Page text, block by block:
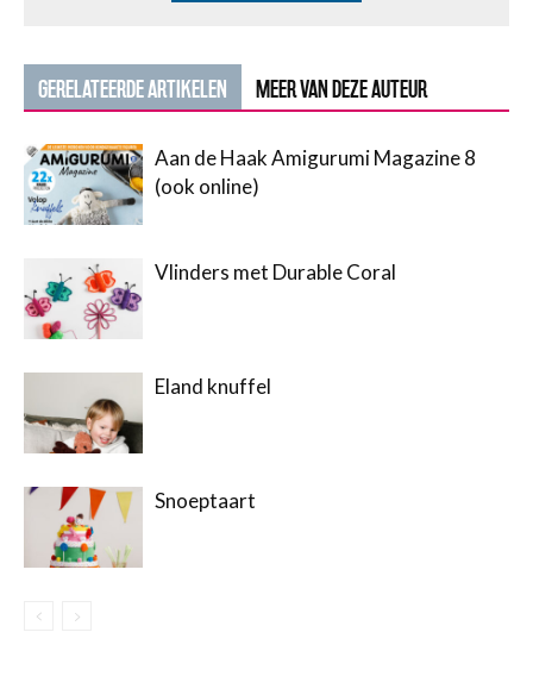
GERELATEERDE ARTIKELEN MEER VAN DEZE AUTEUR
Aan de Haak Amigurumi Magazine 8
(ook online)
Vlinders met Durable Coral
Eland knuffel
Snoeptaart